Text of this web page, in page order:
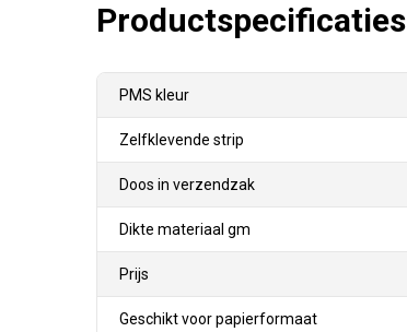
Productspecificaties
PMS kleur
Zelfklevende strip
Doos in verzendzak
Dikte materiaal gm
Prijs
Geschikt voor papierformaat